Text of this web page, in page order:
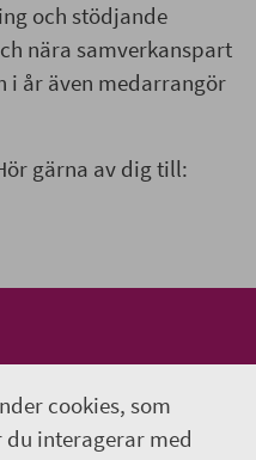
cookies, som
interagerar med
och stödjande
nära samverkanspart
i år även medarrangör
gärna av dig till: